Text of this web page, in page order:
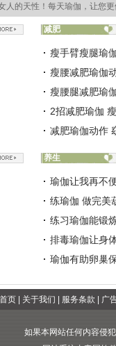
人的天性！每天瑜伽，让您
减肥
瘦手臂瘦腿瑜
瘦腰减肥瑜伽
瘦腰腿减肥瑜
2招减肥瑜伽
减肥瑜伽动作
养生
瑜伽让我再不
练瑜伽 做完美
练习瑜伽能锻
排毒瑜伽让身
瑜伽有助卵巢
页| 关于我们 服务条款 广
如果本网站任何内容侵